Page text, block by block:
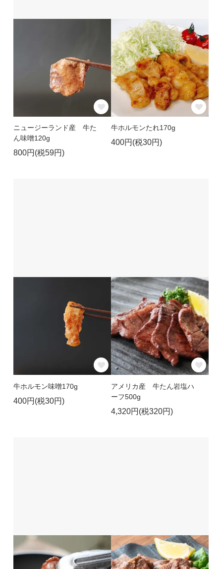
ニュージーランド産 牛た
ん味噌120g
800円(税59円)
牛ホルモンたれ170g
400円(税30円)
牛ホルモン味噌170g
400円(税30円)
アメリカ産 牛たん岩塩ハ
ーフ500g
4,320円(税320円)